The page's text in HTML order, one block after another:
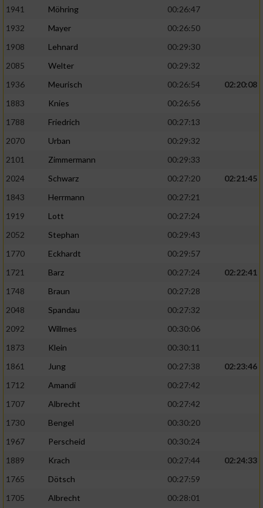
1941
Möhring
00:26:47
1932
Mayer
00:26:50
1908
Lehnard
00:29:30
2085
Welter
00:29:32
1936
Meurisch 00:26:54
02:20:08
1883
Knies
00:26:56
1788
Friedrich
00:27:13
2070
Urban
00:29:32
2101
Zimmermann
00:29:33
2024
Schwarz 00:27:20
02:21:45
1843
Herrmann
00:27:21
1919
Lott
00:27:24
2052
Stephan
00:29:43
1770
Eckhardt
00:29:57
1721
Barz 00:27:24
02:22:41
1748
Braun
00:27:28
2048
Spandau
00:27:32
2092
Willmes
00:30:06
1873
Klein
00:30:11
1861
Jung 00:27:38
02:23:46
1712
Amandi
00:27:42
1707
Albrecht
00:27:42
1730
Bengel
00:30:20
1967
Perscheid
00:30:24
1889
Krach 00:27:44
02:24:33
1765
Dötsch
00:27:59
1705
Albrecht
00:28:01